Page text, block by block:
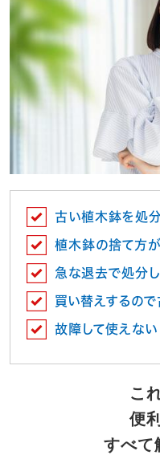
古い植木鉢を処
植木鉢の捨て方
急な退去で処分
買い替えするの
故障して使えない
こ
便
すべて